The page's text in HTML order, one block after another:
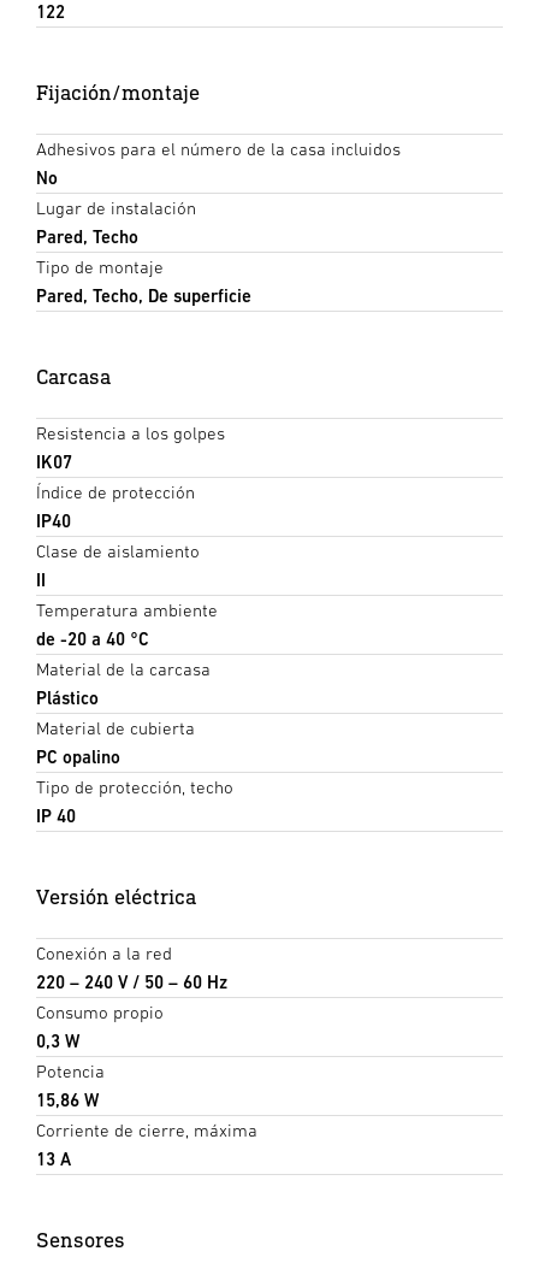
122
Fijación/montaje
Adhesivos para el número de la casa incluidos
No
Lugar de instalación
Pared, Techo
Tipo de montaje
Pared, Techo, De superficie
Carcasa
Resistencia a los golpes
IK07
Índice de protección
IP40
Clase de aislamiento
II
Temperatura ambiente
de -20 a 40 °C
Material de la carcasa
Plástico
Material de cubierta
PC opalino
Tipo de protección, techo
IP 40
Versión eléctrica
Conexión a la red
220 – 240 V / 50 – 60 Hz
Consumo propio
0,3 W
Potencia
15,86 W
Corriente de cierre, máxima
13 A
Sensores